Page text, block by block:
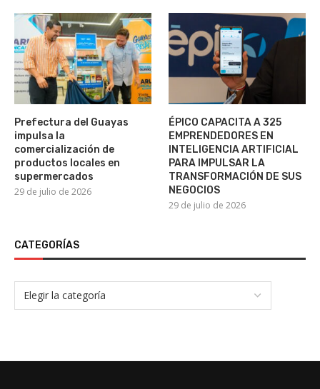
Prefectura del Guayas
impulsa la
comercialización de
productos locales en
supermercados
29 de julio de 2026
ÉPICO CAPACITA A 325
EMPRENDEDORES EN
INTELIGENCIA ARTIFICIAL
PARA IMPULSAR LA
TRANSFORMACIÓN DE SUS
NEGOCIOS
29 de julio de 2026
CATEGORÍAS